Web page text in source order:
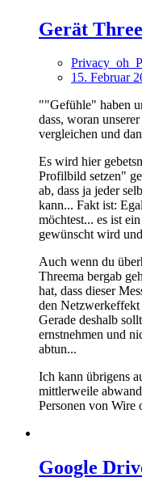
Gerät
15. Februar
""Gefühle" haben
dass, woran
vergleichen und
Es wird hier
Profilbild setzen"
ab, dass ja jeder
kann... Fakt ist:
möchtest... es ist
gewünscht wird
Auch wenn du
Threema bergab
hat, dass dieser
den
Gerade deshalb
ernstnehmen und
abtun...
Ich kann übrigens
mittlerweile
Personen von Wire
Google